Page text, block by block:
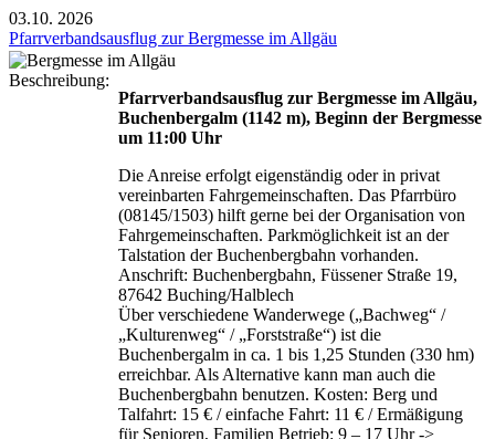
03.10. 2026
Pfarrverbandsausflug zur Bergmesse im Allgäu
Beschreibung:
Pfarrverbandsausflug zur Bergmesse im Allgäu,
Buchenbergalm (1142 m), Beginn der Bergmesse
um 11:00 Uhr
Die Anreise erfolgt eigenständig oder in privat
vereinbarten Fahrgemeinschaften. Das Pfarrbüro
(08145/1503) hilft gerne bei der Organisation von
Fahrgemeinschaften. Parkmöglichkeit ist an der
Talstation der Buchenbergbahn vorhanden.
Anschrift: Buchenbergbahn, Füssener Straße 19,
87642 Buching/Halblech
Über verschiedene Wanderwege („Bachweg“ /
„Kulturenweg“ / „Forststraße“) ist die
Buchenbergalm in ca. 1 bis 1,25 Stunden (330 hm)
erreichbar. Als Alternative kann man auch die
Buchenbergbahn benutzen. Kosten: Berg und
Talfahrt: 15 € / einfache Fahrt: 11 € / Ermäßigung
für Senioren, Familien Betrieb: 9 – 17 Uhr ->